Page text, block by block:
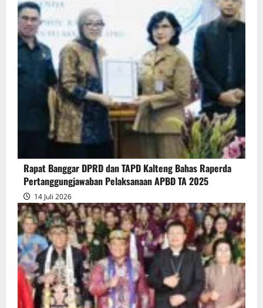
about
Rapur
Penyampaian
Pendapat
Akhir
Gubernur
atas
Persetujuan
Bersama
Raperda
Pertanggungjawaban
Pelaksanaan
APBD
2025
Rapat Banggar DPRD dan TAPD Kalteng Bahas Raperda
Pertanggungjawaban Pelaksanaan APBD TA 2025
14 Juli 2026